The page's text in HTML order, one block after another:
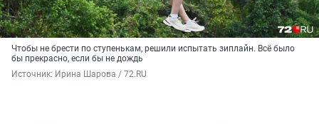
Чтобы не брести по ступенькам, решили испытать зиплайн. Всё было
бы прекрасно, если бы не дождь
Источник: Ирина Шарова / 72.RU